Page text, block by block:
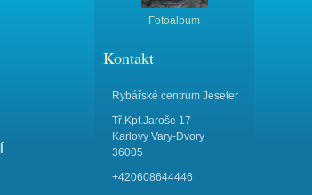
Fotoalbum
Kontakt
Rybářské centrum Jeseter
Tř.Kpt.Jaroše 17
Karlovy Vary-Dvory
36005
+420608644446